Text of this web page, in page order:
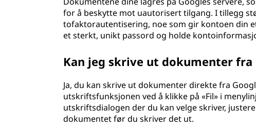
for å beskytte mot uautorisert tilgang. I tillegg
tofaktorautentisering, noe som gir kontoen din
et sterkt, unikt passord og holde
Kan jeg skrive ut dokumenter fra
Ja, du kan skrive ut dokumenter direkte fra
utskriftsfunksjonen ved å klikke på «Fil» i
utskriftsdialogen der du kan velge skriver,
dokumentet før du skriver det ut.